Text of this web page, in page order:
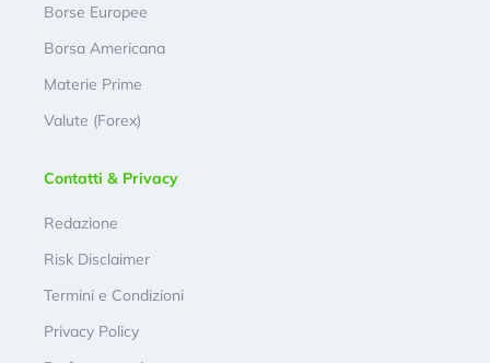
Borse Europee
Borsa Americana
Materie Prime
Valute (Forex)
Contatti & Privacy
Redazione
Risk Disclaimer
Termini e Condizioni
Privacy Policy